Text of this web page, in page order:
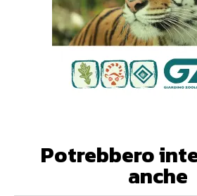
Potrebbero
anche